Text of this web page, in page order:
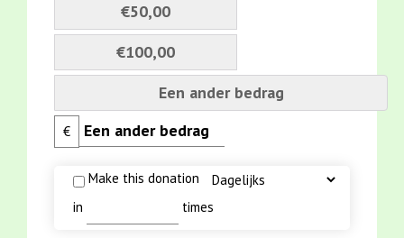
€50,00
€100,00
Een ander bedrag
€
Make this donation
in
times